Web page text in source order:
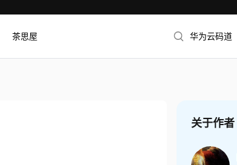
茶思屋 华为云码道
关于作者